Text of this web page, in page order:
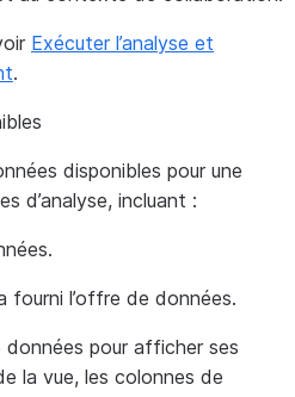
Exécuter l’analyse et
.
disponibles pour une
d’analyse, incluant :
fourni l’offre de données.
pour afficher ses
la vue, les colonnes de